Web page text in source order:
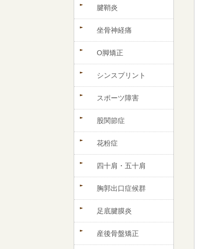
腱鞘炎
坐骨神経痛
O脚矯正
シンスプリント
スポーツ障害
股関節症
花粉症
四十肩・五十肩
胸郭出口症候群
足底腱膜炎
産後骨盤矯正